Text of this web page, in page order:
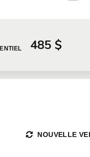
485 $
NOUVELLE